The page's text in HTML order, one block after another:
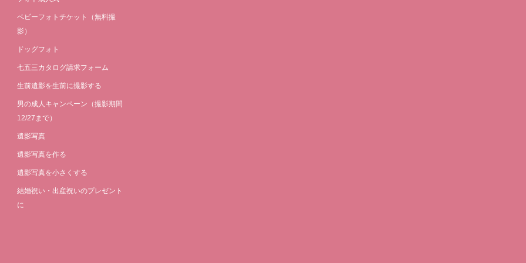
ベビーフォトチケット（無料撮
影）
ドッグフォト
七五三カタログ請求フォーム
生前遺影を生前に撮影する
男の成人キャンペーン（撮影期間
12/27まで）
遺影写真
遺影写真を作る
遺影写真を小さくする
結婚祝い・出産祝いのプレゼント
に